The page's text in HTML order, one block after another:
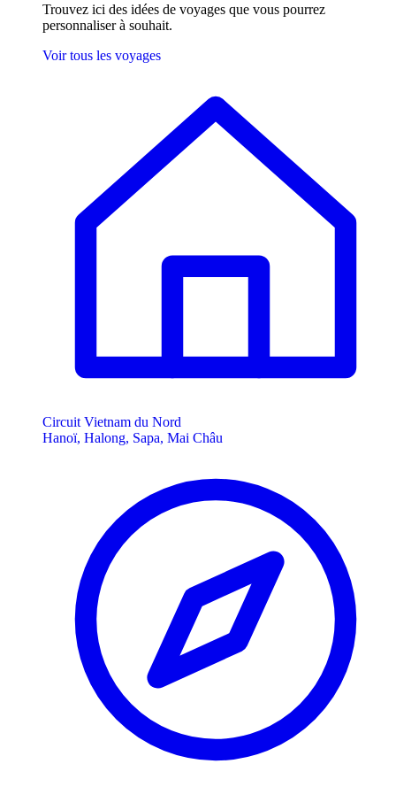
Trouvez ici des idées de voyages que vous pourrez
personnaliser à souhait.
Voir tous les voyages
Circuit Vietnam du Nord
Hanoï, Halong, Sapa, Mai Châu